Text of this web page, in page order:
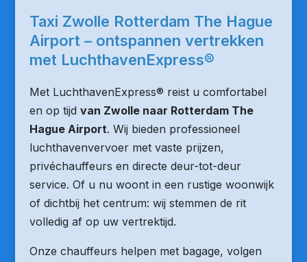
Taxi Zwolle Rotterdam The Hague
Airport – ontspannen vertrekken
met LuchthavenExpress®
Met LuchthavenExpress® reist u comfortabel
en op tijd van Zwolle naar Rotterdam The
Hague Airport. Wij bieden professioneel
luchthavenvervoer met vaste prijzen,
privéchauffeurs en directe deur-tot-deur
service. Of u nu woont in een rustige woonwijk
of dichtbij het centrum: wij stemmen de rit
volledig af op uw vertrektijd.
Onze chauffeurs helpen met bagage, volgen